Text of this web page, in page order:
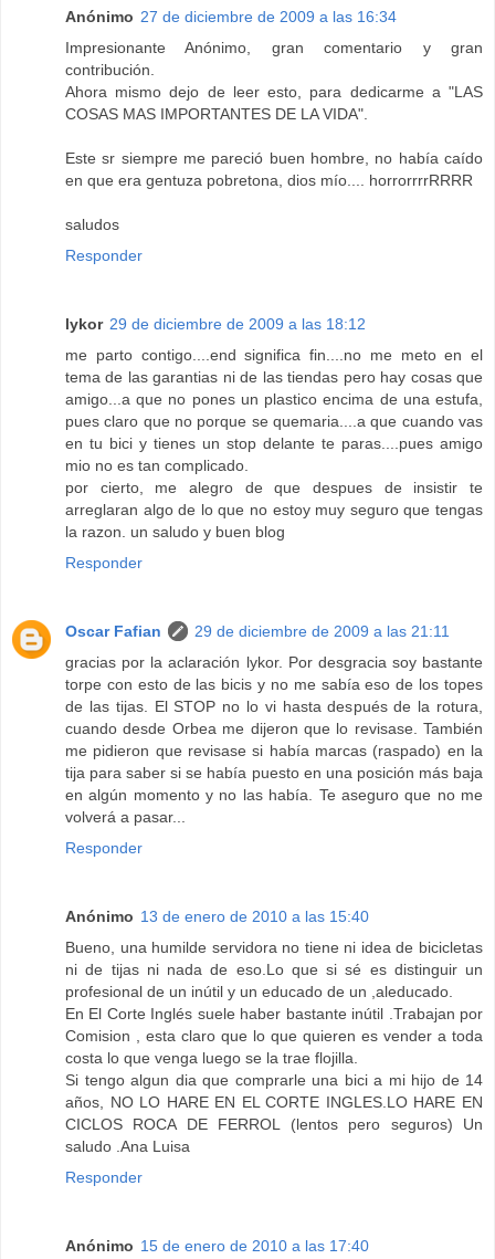
Anónimo 27 de diciembre de 2009 a las 16:34
Impresionante Anónimo, gran comentario y gran
contribución.
Ahora mismo dejo de leer esto, para dedicarme a "LAS
COSAS MAS IMPORTANTES DE LA VIDA".
Este sr siempre me pareció buen hombre, no había caído
en que era gentuza pobretona, dios mío.... horrorrrrRRRR
saludos
Responder
lykor 29 de diciembre de 2009 a las 18:12
me parto contigo....end significa fin....no me meto en el
tema de las garantias ni de las tiendas pero hay cosas que
amigo...a que no pones un plastico encima de una estufa,
pues claro que no porque se quemaria....a que cuando vas
en tu bici y tienes un stop delante te paras....pues amigo
mio no es tan complicado.
por cierto, me alegro de que despues de insistir te
arreglaran algo de lo que no estoy muy seguro que tengas
la razon. un saludo y buen blog
Responder
Oscar Fafian
29 de diciembre de 2009 a las 21:11
gracias por la aclaración lykor. Por desgracia soy bastante
torpe con esto de las bicis y no me sabía eso de los topes
de las tijas. El STOP no lo vi hasta después de la rotura,
cuando desde Orbea me dijeron que lo revisase. También
me pidieron que revisase si había marcas (raspado) en la
tija para saber si se había puesto en una posición más baja
en algún momento y no las había. Te aseguro que no me
volverá a pasar...
Responder
Anónimo 13 de enero de 2010 a las 15:40
Bueno, una humilde servidora no tiene ni idea de bicicletas
ni de tijas ni nada de eso.Lo que si sé es distinguir un
profesional de un inútil y un educado de un ,aleducado.
En El Corte Inglés suele haber bastante inútil .Trabajan por
Comision , esta claro que lo que quieren es vender a toda
costa lo que venga luego se la trae flojilla.
Si tengo algun dia que comprarle una bici a mi hijo de 14
años, NO LO HARE EN EL CORTE INGLES.LO HARE EN
CICLOS ROCA DE FERROL (lentos pero seguros) Un
saludo .Ana Luisa
Responder
Anónimo 15 de enero de 2010 a las 17:40